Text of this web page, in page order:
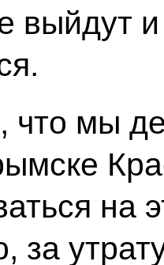
выйдут
мы
на
за